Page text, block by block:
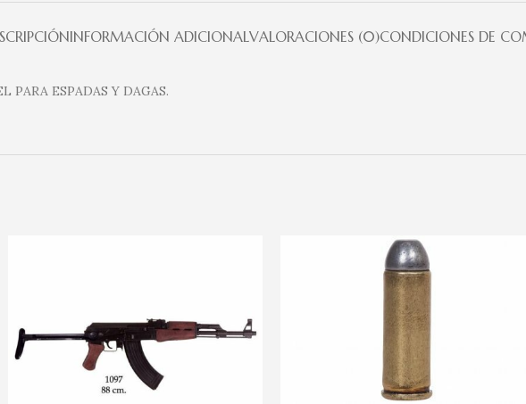
INFORMACIÓN ADICIONALVALORACIONES (0)CONDICIONES DE
PARA ESPADAS Y DAGAS.